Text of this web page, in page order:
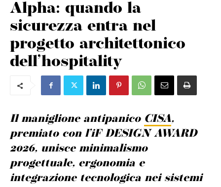
Alpha: quando la
sicurezza entra nel
progetto architettonico
dell’hospitality
Il maniglione antipanico CISA,
premiato con l’iF DESIGN AWARD
2026, unisce minimalismo
progettuale, ergonomia e
integrazione tecnologica nei sistemi